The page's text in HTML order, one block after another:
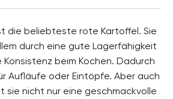
die beliebteste rote Kartoffel. Sie
durch eine gute Lagerfähigkeit
beim Kochen. Dadurch
Aufläufe oder Eintöpfe. Aber auch
sie nicht nur eine geschmackvolle